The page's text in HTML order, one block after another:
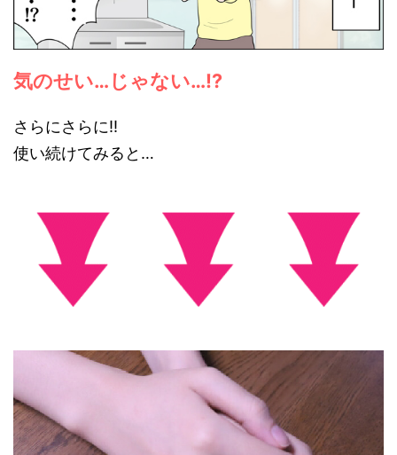
気のせい…じゃない…!?
さらにさらに!!
使い続けてみると…